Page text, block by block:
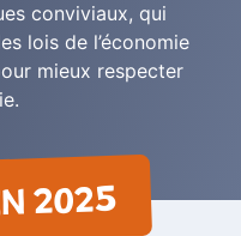
conviviaux, qui
lois de l’économie
mieux respecter
2025